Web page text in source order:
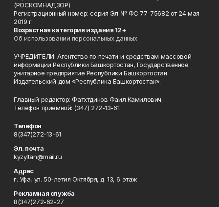
(РОСКОМНАДЗОР)
Регистрационный номер: серия Эл № ФС 77-75682 от 24 мая
2019 г.
Возрастная категория издания 12+
Об использовании персональных данных
УЧРЕДИТЕЛИ: Агентство по печати и средствам массовой
информации Республики Башкортостан, Государственное
унитарное предприятие Республики Башкортостан
Издательский дом «Республика Башкортостан».
Главный редактор: Фатхтдинов Фаил Камилович.
Телефон приемной: (347) 272-13-61.
Телефон
8(347)272-13-61
Эл. почта
kyzyltan@mail.ru
Адрес
г. Уфа, ул. 50-летия Октября, д. 13, 6 этаж
Рекламная служба
8(347)272-62-27